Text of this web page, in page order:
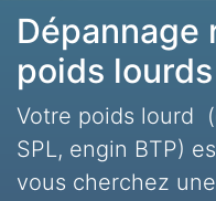
Dépannage
poids
Votre poids lourd
SPL, engin BTP)
vous cherchez